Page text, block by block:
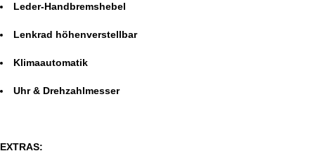
Leder-Handbremshebel
Lenkrad höhenverstellbar
Klimaautomatik
Uhr & Drehzahlmesser
EXTRAS: